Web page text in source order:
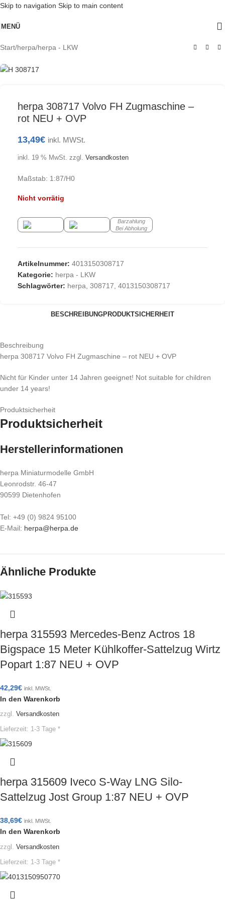
Skip to navigation Skip to main content
MENÜ
Start/herpa/herpa - LKW
AUSV
ERKA
herpa 308717 Volvo FH Zugmaschine –
rot NEU + OVP
13,49€ inkl. MWSt.
inkl. 19 % MwSt. zzgl. Versandkosten
Maßstab: 1:87/H0
Nicht vorrätig
Barzahlung
Bei Abholung
Artikelnummer: 4013150308717
Kategorie: herpa - LKW
Schlagwörter: herpa, 308717, 4013150308717
BESCHREIBUNGPRODUKTSICHERHEIT
Beschreibung
herpa 308717 Volvo FH Zugmaschine – rot NEU + OVP
Nicht für Kinder unter 14 Jahren geeignet! Not suitable for children
under 14 years!
Produktsicherheit
Produktsicherheit
Herstellerinformationen
herpa Miniaturmodelle GmbH
Leonrodstr. 46-47
90599 Dietenhofen
Tel: +49 (0) 9824 95100
E-Mail: herpa@herpa.de
Ähnliche Produkte
herpa 315593 Mercedes-Benz Actros 18
Bigspace 15 Meter Kühlkoffer-Sattelzug Wirtz
Popart 1:87 NEU + OVP
42,29€ inkl. MWSt.
In den Warenkorb
zzgl. Versandkosten
Lieferzeit: 1-3 Tage *
herpa 315609 Iveco S-Way LNG Silo-
Sattelzug Jost Group 1:87 NEU + OVP
38,69€ inkl. MWSt.
In den Warenkorb
zzgl. Versandkosten
Lieferzeit: 1-3 Tage *